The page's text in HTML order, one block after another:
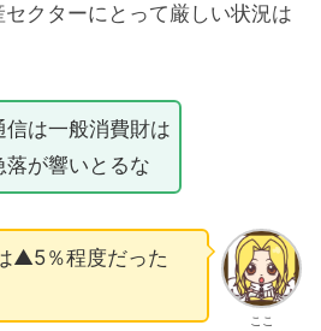
クターにとって厳しい状況は
信は一般消費財は
落が響いとるな
ここ
▲5％程度だった